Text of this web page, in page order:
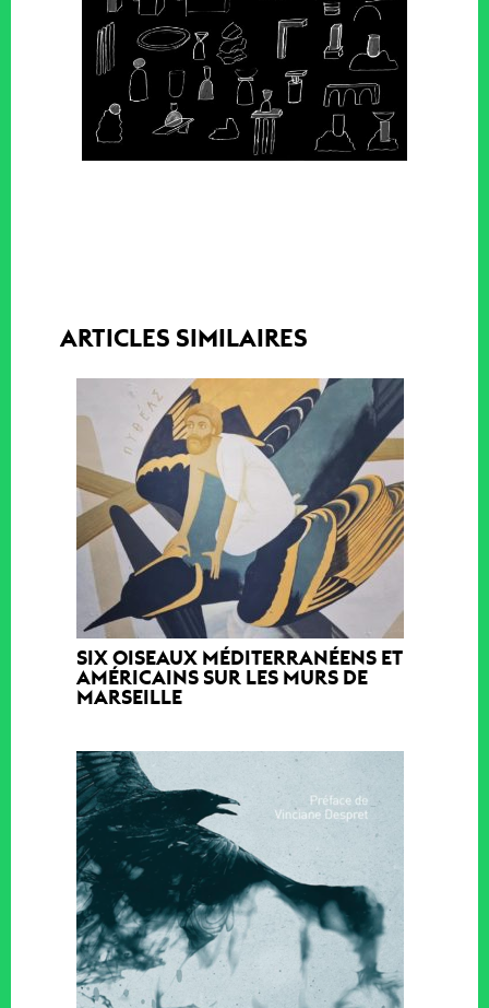
ARTICLES SIMILAIRES
SIX OISEAUX MÉDITERRANÉENS ET
AMÉRICAINS SUR LES MURS DE
MARSEILLE